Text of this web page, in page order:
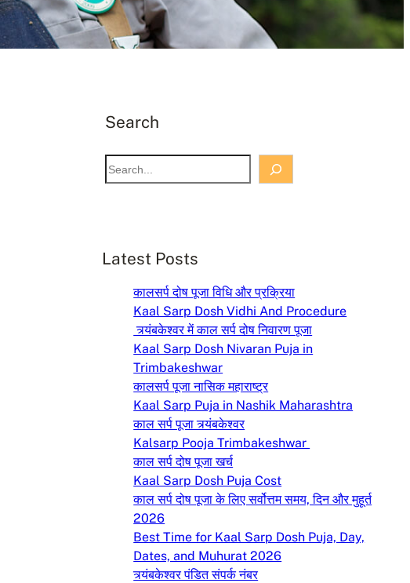
Search
S
e
hLatest Posts
कालसर्प दोष पूजा विधि और प्रक्रिया
Kaal Sarp Dosh Vidhi And Procedure
त्र्यंबकेश्वर में काल सर्प दोष निवारण पूजा
Kaal Sarp Dosh Nivaran Puja in
Trimbakeshwar
कालसर्प पूजा नासिक महाराष्ट्र
Kaal Sarp Puja in Nashik Maharashtra
काल सर्प पूजा त्र्यंबकेश्वर
Kalsarp Pooja Trimbakeshwar
काल सर्प दोष पूजा खर्च
Kaal Sarp Dosh Puja Cost
काल सर्प दोष पूजा के लिए सर्वोत्तम समय, दिन और मुहूर्त
2026
Best Time for Kaal Sarp Dosh Puja, Day,
Dates, and Muhurat 2026
त्र्यंबकेश्वर पंडित संपर्क नंबर